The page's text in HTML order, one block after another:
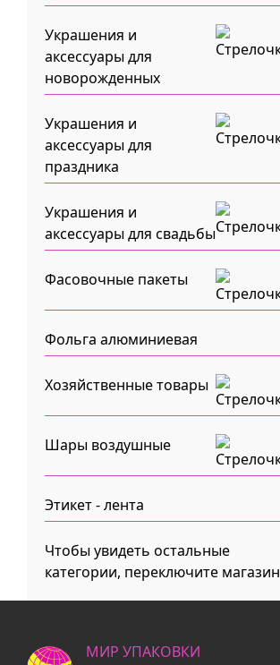
Украшения и
аксессуары для
новорожденных
Украшения и
аксессуары для
праздника
Украшения и
аксессуары для свадьбы
Фасовочные пакеты
Фольга алюминиевая
Хозяйственные товары
Шары воздушные
Этикет - лента
Чтобы увидеть остальные
категории, переключите магазин
МИР УПАКОВКИ